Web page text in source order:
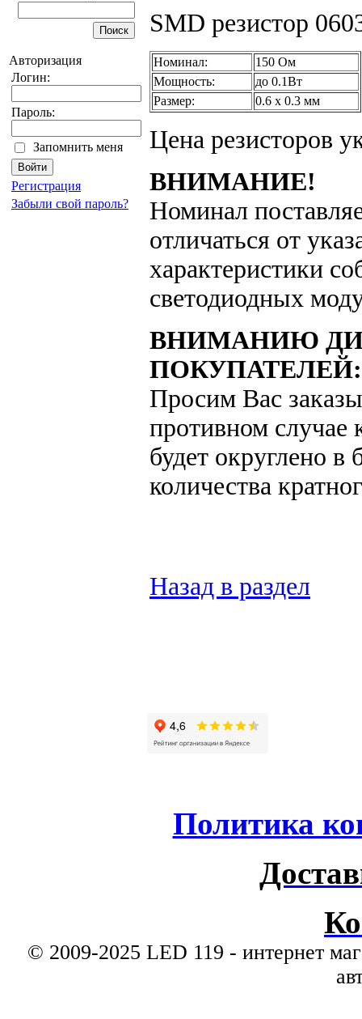
Авторизация
Логин:
Пароль:
Запомнить меня
Регистрация
Забыли свой пароль?
SMD резистор
Номинал:
150 Ом
Мощность:
до 0.1Вт
Размер:
0.6 х 0.3 мм
Цена резисторов
ВНИМАНИЕ!
Номинал
отличаться от
характеристики
светодиодных
ВНИМАНИЮ
ПОКУПАТЕЛЕЙ:
Просим Вас
противном случае
будет округлено
количества
Назад в раздел
Политика
© 2009-2025 LED 119 - интернет